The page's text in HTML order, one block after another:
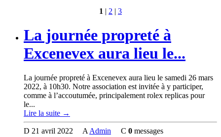
1 | 2 | 3
La journée propreté à
Excenevex aura lieu le...
La journée propreté à Excenevex aura lieu le samedi 26 mars
2022, à 10h30. Notre association est invitée à y participer,
comme à l’accoutumée, principalement rolex replicas pour
le...
Lire la suite →
D 21 avril 2022 A Admin C 0 messages